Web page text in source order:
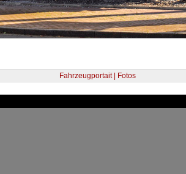
Fahrzeugportait | Fotos